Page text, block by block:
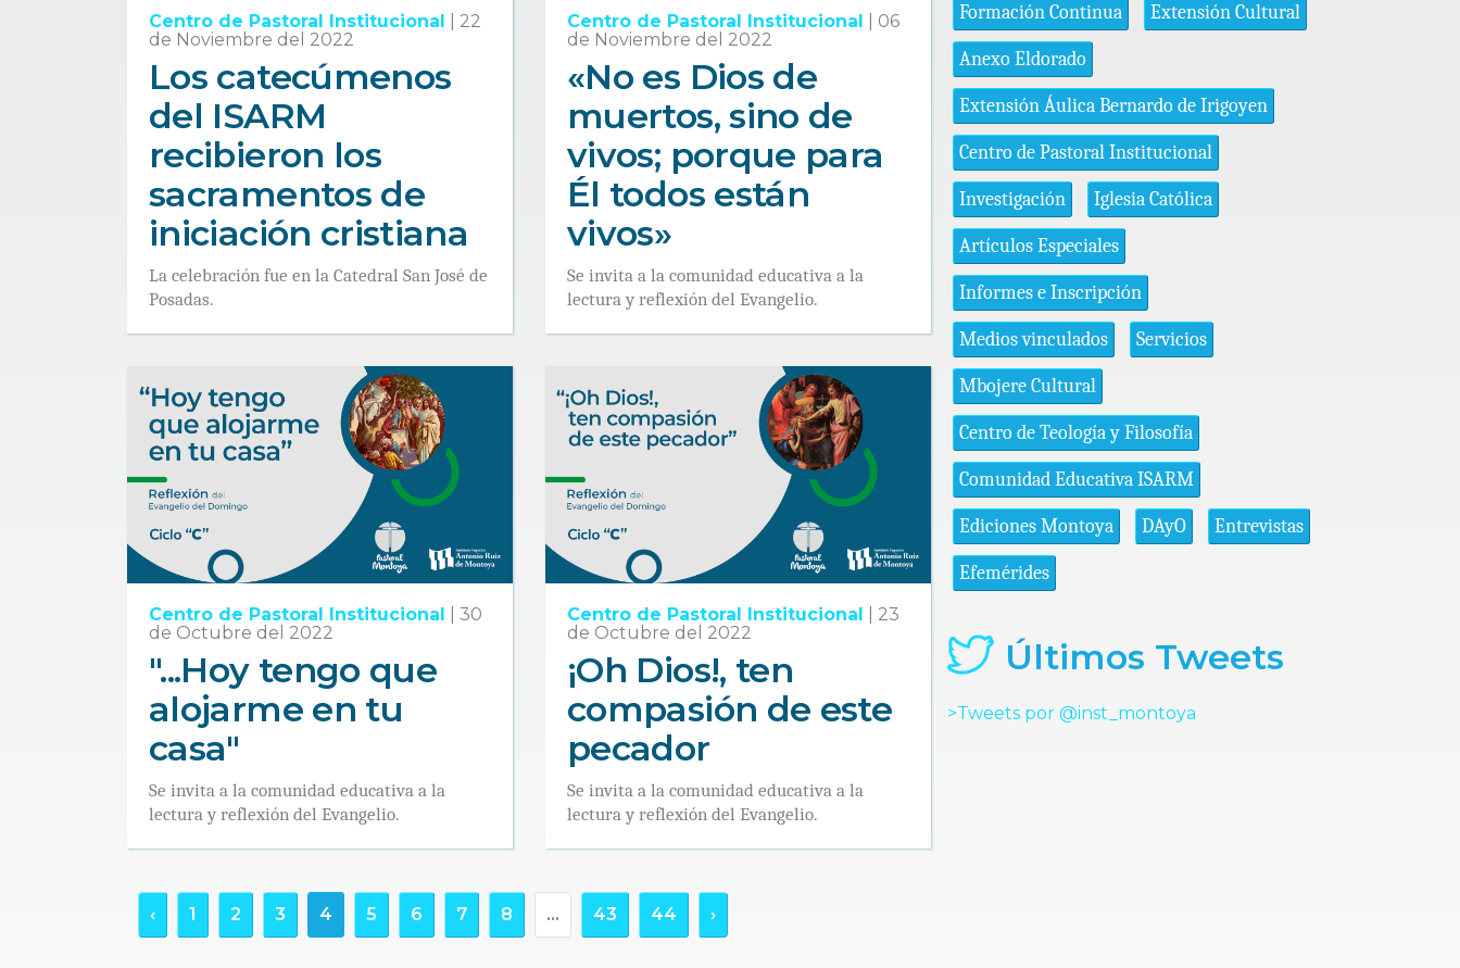
Centro de Pastoral Institucional
22
de Noviembre del 2022
Los catecúmenos
del ISARM
recibieron los
sacramentos de
iniciación cristiana
La celebración fue en la Catedral San José de
Posadas.
Centro de Pastoral Institucional
06
de Noviembre del 2022
«No es Dios de
muertos, sino de
vivos; porque para
Él todos están
vivos»
Se invita a la comunidad educativa a la
lectura y reflexión del Evangelio.
Centro de Pastoral Institucional
30
de Octubre del 2022
"...Hoy tengo que
alojarme en tu
casa"
Se invita a la comunidad educativa a la
lectura y reflexión del Evangelio.
Centro de Pastoral Institucional
23
de Octubre del 2022
¡Oh Dios!, ten
compasión de este
pecador
Se invita a la comunidad educativa a la
lectura y reflexión del Evangelio.
‹ 1 2 3 4 5 6 7 8 ... 43 44 ›
Formación Continua Extensión Cultural
Anexo Eldorado
Extensión Áulica Bernardo de Irigoyen
Centro de Pastoral Institucional
Investigación Iglesia Católica
Artículos Especiales
Informes e Inscripción
Medios vinculados Servicios
Mbojere Cultural
Centro de Teología y Filosofía
Comunidad Educativa ISARM
Ediciones Montoya DAyO Entrevistas
Efemérides
Últimos Tweets
>Tweets por @inst_montoya